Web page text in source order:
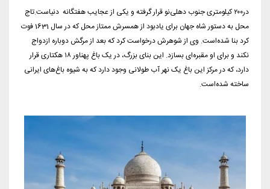
در۲۰۰ کیلومتری جنوب دهلی‌نو قرار گرفته و یکی از عجایب هفتگانه دنیاست.تاج
محل به دستور شاه جهان برای یادبود از همسرش ممتاز محل که در سال 1631 فوت
کرد بنا شده‌است. وى از شوهرش درخواست کرد که بعد از مرگش دوباره ازدواج
نکند و براى او مقبره‌اى بسازد. این بنای بزرگ، در یک باغ پهناور ۱۸ هکتاری قرار
دارد، که در مرکز این باغ یک نهر آب طولانی وجود دارد که به شیوه باغ‌های ایرانی
ساخته شده‌است.